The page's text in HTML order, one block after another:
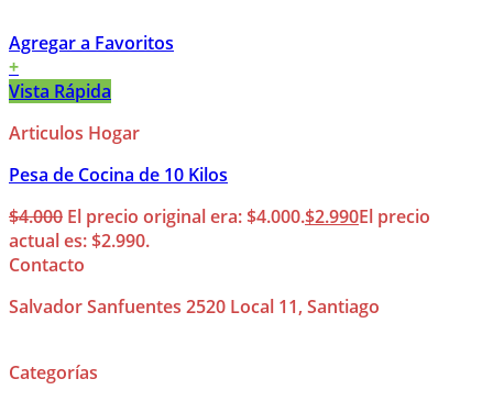
Agregar a Favoritos
+
Vista Rápida
Articulos Hogar
Pesa de Cocina de 10 Kilos
$4.000 El precio original era: $4.000.$2.990El precio
actual es: $2.990.
Contacto
Salvador Sanfuentes 2520 Local 11, Santiago
Categorías